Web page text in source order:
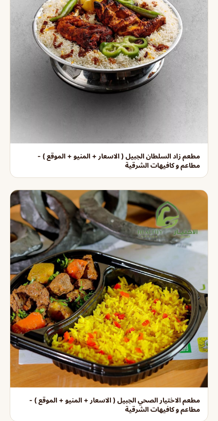
مطعم زاد السلطان الجبيل ( الاسعار + المنيو + الموقع ) -
مطاعم و كافيهات الشرقية
مطعم الاختيار الصحي الجبيل ( الاسعار + المنيو + الموقع ) -
مطاعم و كافيهات الشرقية